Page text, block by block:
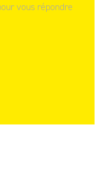
vous répondre